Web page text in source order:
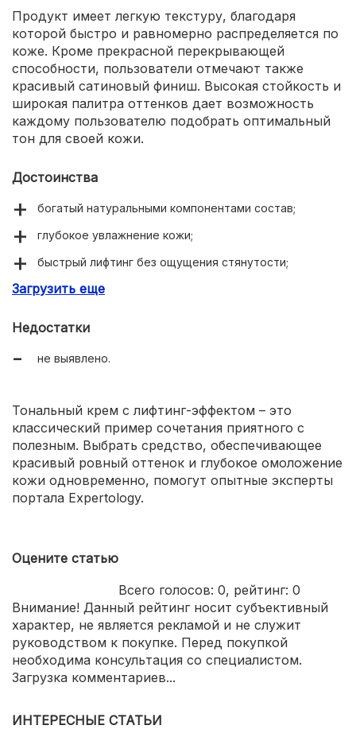
Продукт имеет легкую текстуру, благодаря
которой быстро и равномерно распределяется по
коже. Кроме прекрасной перекрывающей
способности, пользователи отмечают также
красивый сатиновый финиш. Высокая стойкость и
широкая палитра оттенков дает возможность
каждому пользователю подобрать оптимальный
тон для своей кожи.
Достоинства
богатый натуральными компонентами состав;
глубокое увлажнение кожи;
быстрый лифтинг без ощущения стянутости;
высокая перекрывающая способность;
экономичный расход;
стойкость.
Загрузить еще
Недостатки
не выявлено.
Тональный крем с лифтинг-эффектом – это
классический пример сочетания приятного с
полезным. Выбрать средство, обеспечивающее
красивый ровный оттенок и глубокое омоложение
кожи одновременно, помогут опытные эксперты
портала Expertology.
Оцените статью
Всего голосов: 0, рейтинг: 0
Внимание! Данный рейтинг носит субъективный
характер, не является рекламой и не служит
руководством к покупке. Перед покупкой
необходима консультация со специалистом.
Загрузка комментариев...
ИНТЕРЕСНЫЕ СТАТЬИ